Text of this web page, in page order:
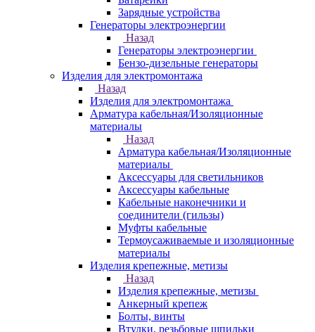
Зарядные устройства
Генераторы электроэнергии
Назад
Генераторы электроэнергии
Бензо-дизельные генераторы
Изделия для электромонтажа
Назад
Изделия для электромонтажа
Арматура кабельная/Изоляционные
материалы
Назад
Арматура кабельная/Изоляционные
материалы
Аксессуары для светильников
Аксессуары кабельные
Кабельные наконечники и
соединители (гильзы)
Муфты кабельные
Термоусаживаемые и изоляционные
материалы
Изделия крепежные, метизы
Назад
Изделия крепежные, метизы
Анкерный крепеж
Болты, винты
Втулки, резьбовые шпильки